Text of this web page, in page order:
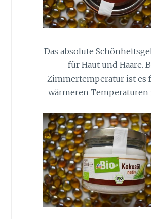
Das absolute
für Haut und Haare.
Zimmertemperatur ist es
wärmeren Temperaturen